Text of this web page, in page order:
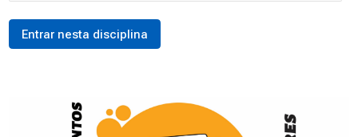
Entrar nesta disciplina